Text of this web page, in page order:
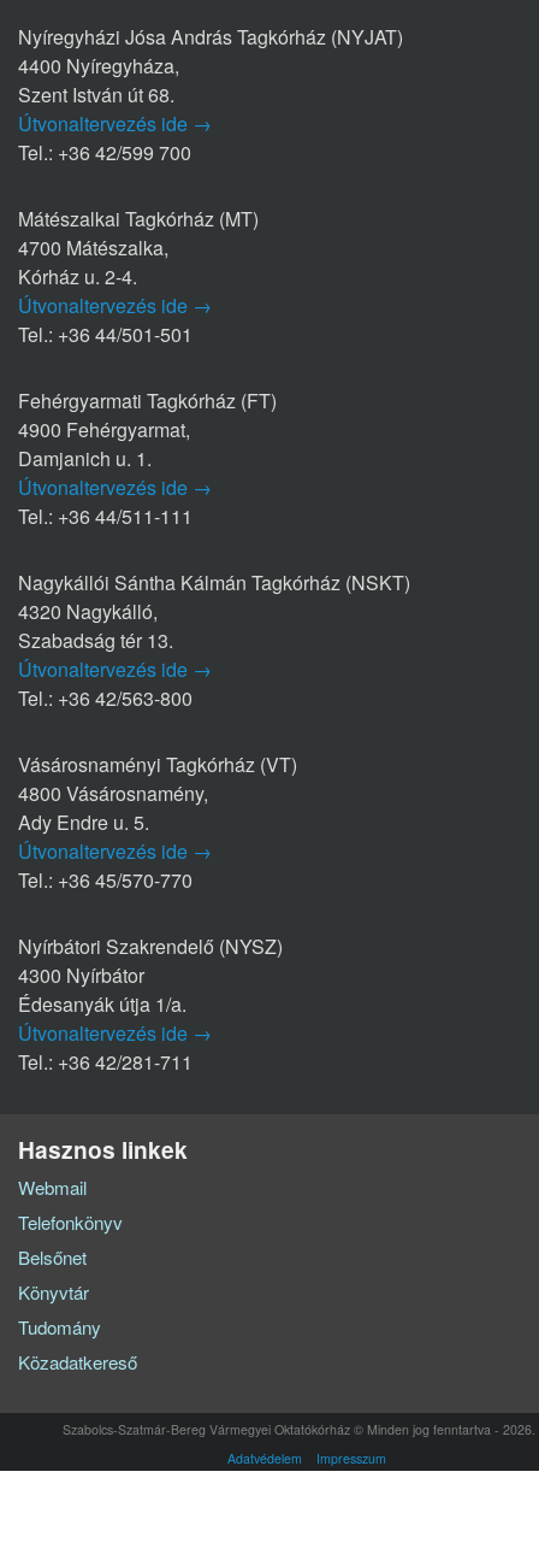
Nyíregyházi Jósa András Tagkórház (NYJAT)
4400 Nyíregyháza,
Szent István út 68.
Útvonaltervezés ide →
Tel.: +36 42/599 700
Mátészalkai Tagkórház (MT)
4700 Mátészalka,
Kórház u. 2-4.
Útvonaltervezés ide →
Tel.: +36 44/501-501
Fehérgyarmati Tagkórház (FT)
4900 Fehérgyarmat,
Damjanich u. 1.
Útvonaltervezés ide →
Tel.: +36 44/511-111
Nagykállói Sántha Kálmán Tagkórház (NSKT)
4320 Nagykálló,
Szabadság tér 13.
Útvonaltervezés ide →
Tel.: +36 42/563-800
Vásárosnaményi Tagkórház (VT)
4800 Vásárosnamény,
Ady Endre u. 5.
Útvonaltervezés ide →
Tel.: +36 45/570-770
Nyírbátori Szakrendelő (NYSZ)
4300 Nyírbátor
Édesanyák útja 1/a.
Útvonaltervezés ide →
Tel.: +36 42/281-711
Hasznos linkek
Webmail
Telefonkönyv
Belsőnet
Könyvtár
Tudomány
Közadatkereső
Szabolcs-Szatmár-Bereg Vármegyei Oktatókórház © Minden jog fenntartva - 2026.
Adatvédelem
Impresszum